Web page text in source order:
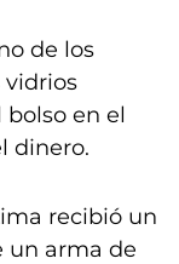
de los
en el
dinero.
recibió un
un arma de